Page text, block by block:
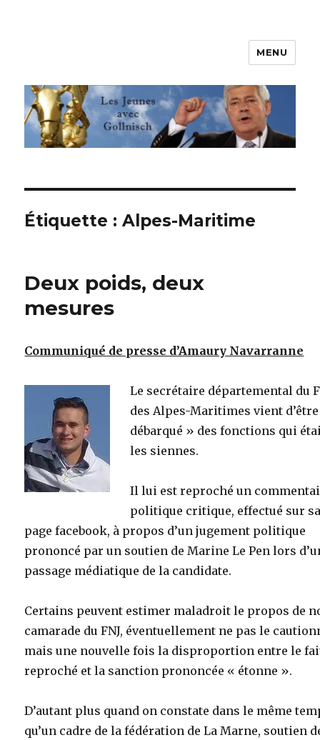
Les jeunes avec Gollnisch
MENU
Étiquette :Alpes-Maritime
Deux poids, deux
mesures
Communiqué de presse d’Amaury Navarranne
Le secrétaire départemental du
des Alpes-Maritimes vient
débarqué » des fonctions qui
les siennes.
Il lui est reproché un
politique critique, effectué sur
page facebook, à propos d’un jugement politique
prononcé par un soutien de Marine Le Pen lors
passage médiatique de la candidate.
Certains peuvent estimer maladroit le propos de
camarade du FNJ, éventuellement ne pas le
mais une nouvelle fois la disproportion entre le
reproché et la sanction prononcée « étonne ».
D’autant plus quand on constate dans le même
qu’un cadre de la fédération de La Marne, soutien